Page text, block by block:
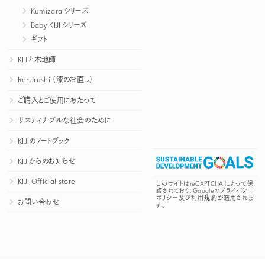
Kumizara シリーズ
Baby KIJI シリーズ
ギフト
KIJIと木地師
Re-Urushi （漆のお直し）
ご購入とご使用にあたって
サスティナブルな社会のために
KIJIのノートブック
KIJIからのお知らせ
KIJI Official store
お問い合わせ
このサイトはreCAPTCHAによって保
護されており、Googleのプライバシー
ポリシー及び利用規約が適用されま
す。